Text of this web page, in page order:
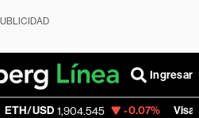
Ingresar
1,904.545 -0.07% Visa 370.47